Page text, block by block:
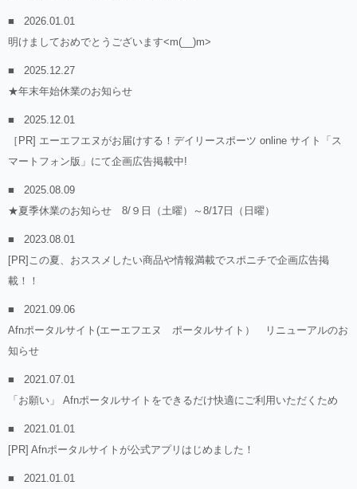
2026.01.01
明けましておめでとうございます<m(__)m>
2025.12.27
★年末年始休業のお知らせ
2025.12.01
［PR] エーエフエヌがお届けする！デイリースポーツ online サイト「ス
マートフォン版」にて企画広告掲載中!
2025.08.09
★夏季休業のお知らせ 8/９日（土曜）～8/17日（日曜）
2023.08.01
[PR]この夏、おススメしたい商品や情報満載でスポニチで企画広告掲
載！！
2021.09.06
Afnポータルサイト(エーエフエヌ ポータルサイト） リニューアルのお
知らせ
2021.07.01
「お願い」 Afnポータルサイトをできるだけ快適にご利用いただくため
2021.01.01
[PR] Afnポータルサイトが公式アプリはじめました！
2021.01.01